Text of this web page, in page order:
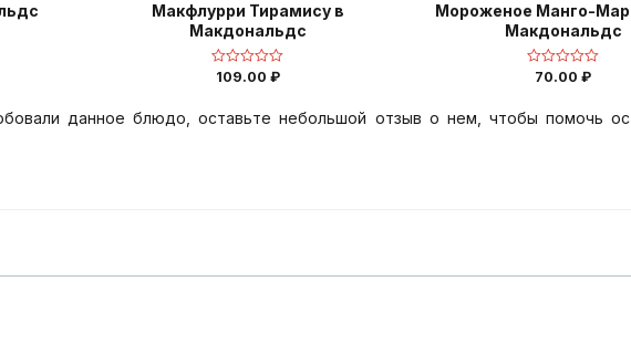
Макфлурри Тирамису в
Макдональдс
Оценка
5
109.00 ₽
Мороженое Манго-
Макдональдс
Оценка
5
70.00 ₽
данное блюдо, оставьте небольшой отзыв о нем, чтобы помочь